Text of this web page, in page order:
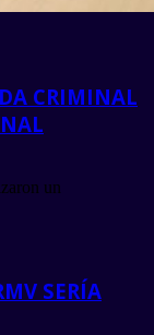
CRIMINAL
un
SERÍA